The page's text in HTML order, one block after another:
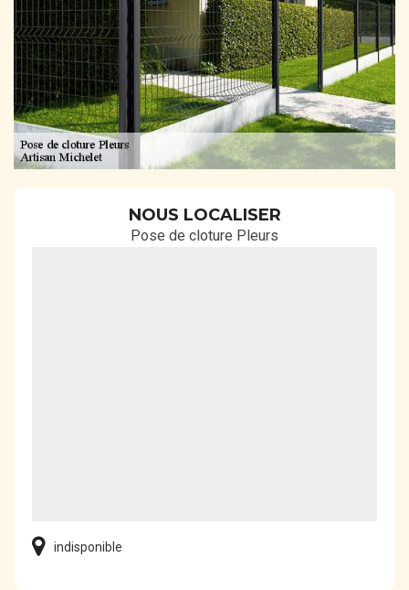
NOUS LOCALISER
Pose de cloture Pleurs
indisponible